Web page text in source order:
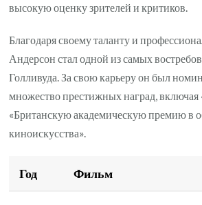
высокую оценку зрителей и критиков.
Благодаря своему таланту и
Андерсон стал одной из самых
Голливуда. За свою карьеру он был
множество престижных наград, включая
«Британскую академическую премию в
киноискусства».
Год Фильм